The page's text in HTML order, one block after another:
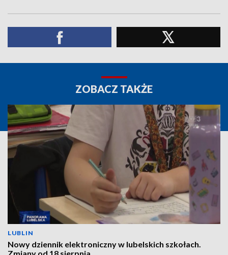
ZOBACZ TAKŻE
LUBLIN
Nowy dziennik elektroniczny w lubelskich szkołach.